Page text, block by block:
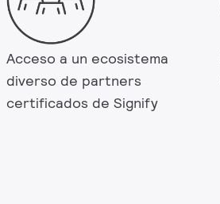
Acceso a un ecosistema
diverso de partners
certificados de Signify